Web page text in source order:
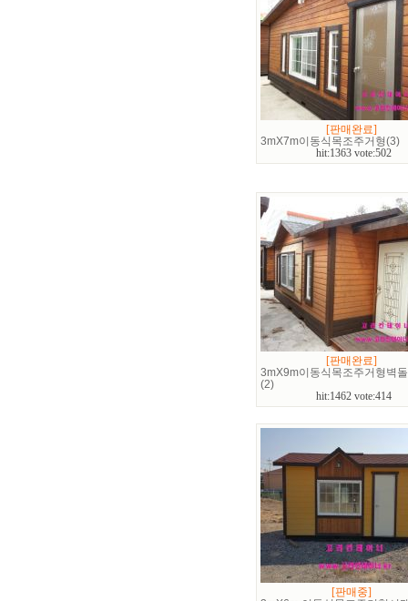
[판매완료]
3mX7m이동식목조주거형(3)
hit:1363 vote:502
[판매완료]
3mX9m이동식목조주거형벽
(2)
hit:1462 vote:414
[판매중]